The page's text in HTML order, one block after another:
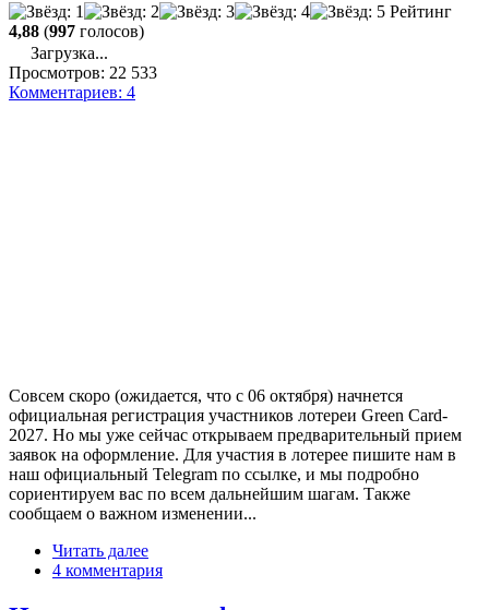
Рейтинг
4,88 (997 голосов)
Загрузка...
Просмотров: 22 533
Комментариев: 4
Совсем скоро (ожидается, что с 06 октября) начнется
официальная регистрация участников лотереи Green Card-
2027. Но мы уже сейчас открываем предварительный прием
заявок на оформление. Для участия в лотерее пишите нам в
наш официальный Telegram по ссылке, и мы подробно
сориентируем вас по всем дальнейшим шагам. Также
сообщаем о важном изменении...
Читать далее
4 комментария